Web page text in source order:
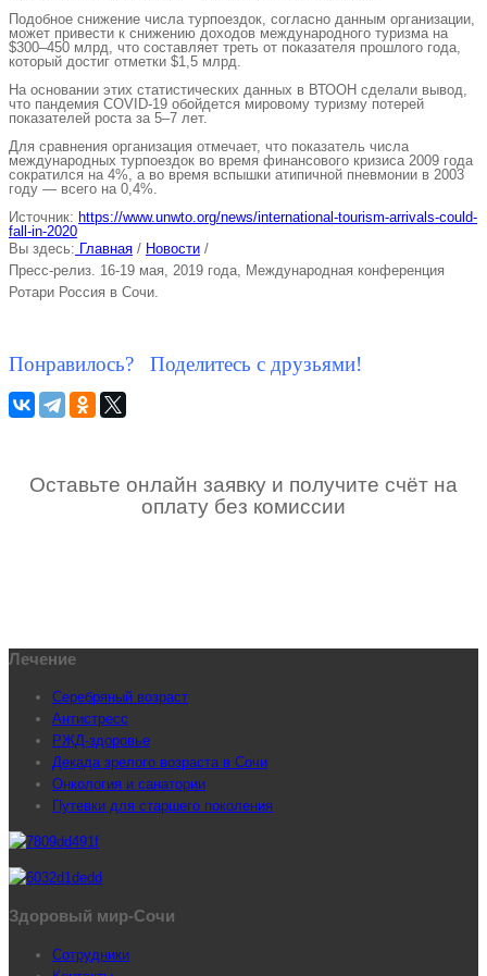
Подобное снижение числа турпоездок, согласно данным организации,
может привести к снижению доходов международного туризма на
$300–450 млрд, что составляет треть от показателя прошлого года,
который достиг отметки $1,5 млрд.
На основании этих статистических данных в ВТООН сделали вывод,
что пандемия COVID-19 обойдется мировому туризму потерей
показателей роста за 5–7 лет.
Для сравнения организация отмечает, что показатель числа
международных турпоездок во время финансового кризиса 2009 года
сократился на 4%, а во время вспышки атипичной пневмонии в 2003
году — всего на 0,4%.
Источник: https://www.unwto.org/news/international-tourism-arrivals-could-
fall-in-2020
Вы здесь: Главная / Новости /
Пресс-релиз. 16-19 мая, 2019 года, Международная конференция
Ротари Россия в Сочи.
Понравилось? Поделитесь с друзьями!
Оставьте онлайн заявку и получите счёт на
оплату без комиссии
Лечение
Серебряный возраст
Антистресс
РЖД-здоровье
Декада зрелого возраста в Сочи
Онкология и санатории
Путевки для старшего поколения
Здоровый мир-Сочи
Сотрудники